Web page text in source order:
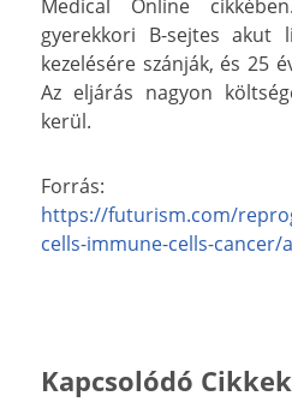
Medical Online
gyerekkori B-sejtes akut
kezelésére szánják, és 25
Az eljárás nagyon
kerül.
Forrás:
https://futurism.com/
cells-immune-cells-cancer/
Kapcsolódó Cikkek